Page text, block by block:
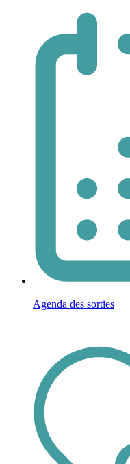
Agenda des sorties